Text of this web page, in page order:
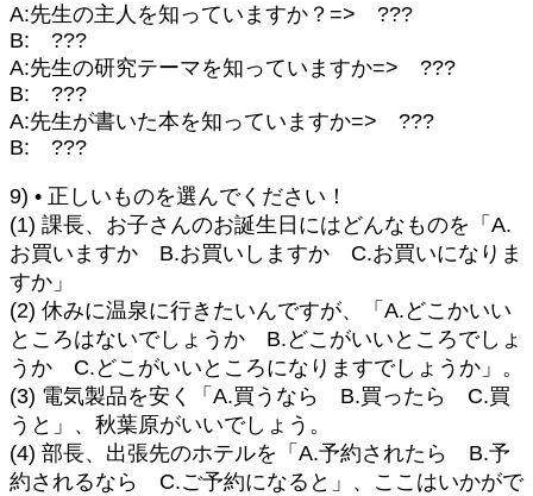
A:先生の主人を知っていますか？=> ???
B: ???
A:先生の研究テーマを知っていますか=> ???
B: ???
A:先生が書いた本を知っていますか=> ???
B: ???
9) • 正しいものを選んでください！
(1) 課長、お子さんのお誕生日にはどんなものを「A.
お買いますか B.お買いしますか C.お買いになりま
すか」
(2) 休みに温泉に行きたいんですが、「A.どこかいい
ところはないでしょうか B.どこがいいところでしょ
うか C.どこがいいところになりますでしょうか」。
(3) 電気製品を安く「A.買うなら B.買ったら C.買
うと」、秋葉原がいいでしょう。
(4) 部長、出張先のホテルを「A.予約されたら B.予
約されるなら C.ご予約になると」、ここはいかがで